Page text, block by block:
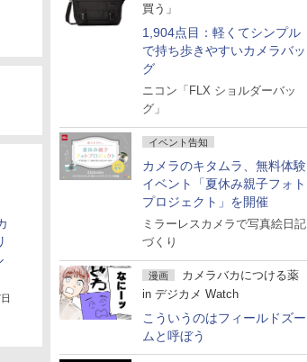
買う」
1,904点目：軽くてシンプル
で持ち歩きやすいカメラバッ
グ
ニコン「FLX ショルダーバッ
グ」
イベント告知
カメラのキタムラ、無料体験
イベント「夏休み親子フォト
プロジェクト」を開催
ミラーレスカメラで写真絵日記
づくり
漫画
カメラバカにつける薬
in デジカメ Watch
こういうのはフィールドズー
ムと呼ぼう